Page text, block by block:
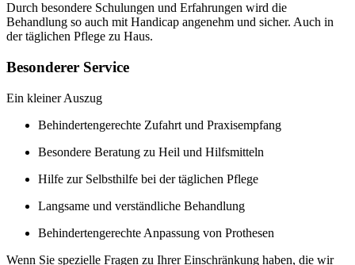
Durch besondere Schulungen und Erfahrungen wird die
Behandlung so auch mit Handicap angenehm und sicher. Auch in
der täglichen Pflege zu Haus.
Besonderer Service
Ein kleiner Auszug
Behindertengerechte Zufahrt und Praxisempfang
Besondere Beratung zu Heil und Hilfsmitteln
Hilfe zur Selbsthilfe bei der täglichen Pflege
Langsame und verständliche Behandlung
Behindertengerechte Anpassung von Prothesen
Wenn Sie spezielle Fragen zu Ihrer Einschränkung haben, die wir